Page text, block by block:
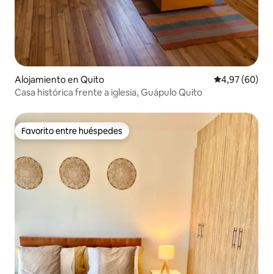
Alojamiento en Quito Calificación
4,97 (60)
Casa histórica frente a iglesia, Guápulo Quito
Favorito entre huéspedes
Favorito entre huéspedes